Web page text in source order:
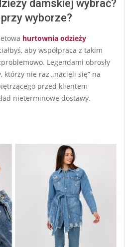
damskiej wybrać?
wyborze?
hurtownia odzieży
aby współpraca z takim
Legendami obrosły
nie raz „nacięli się” na
przed klientem
nieterminowe dostawy.